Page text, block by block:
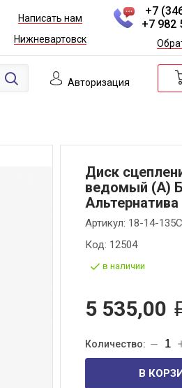
Написать нам
Нижневартовск
+7
+7 982
Авторизация
Диск
ведомый (А)
Альтернатива
Артикул: 18-14-
Код: 12504
в наличии
5 535,00
В